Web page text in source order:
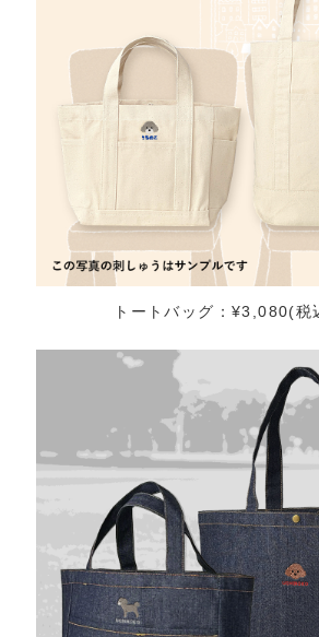
トートバッグ：¥3,080(税